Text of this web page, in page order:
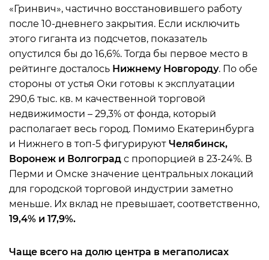
«Гринвич», частично восстановившего работу
после 10-дневнего закрытия. Если исключить
этого гиганта из подсчетов, показатель
опустился бы до 16,6%. Тогда бы первое место в
рейтинге досталось Нижнему Новгороду. По обе
стороны от устья Оки готовы к эксплуатации
290,6 тыс. кв. м качественной торговой
недвижимости – 29,3% от фонда, который
располагает весь город. Помимо Екатеринбурга
и Нижнего в топ-5 фигурируют Челябинск,
Воронеж и Волгоград с пропорцией в 23-24%. В
Перми и Омске значение центральных локаций
для городской торговой индустрии заметно
меньше. Их вклад не превышает, соответственно,
19,4% и 17,9%.
Чаще всего на долю центра в мегаполисах